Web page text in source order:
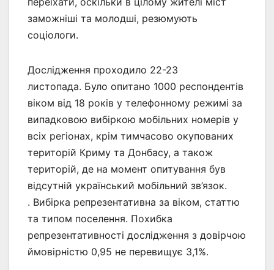
заможніші та молодші, резюмують
соціологи.
Дослідження проходило 22-23
листопада. Було опитано 1000 респондентів
віком від 18 років у телефонному режимі за
випадковою вибіркою мобільних номерів у
всіх регіонах, крім тимчасово окупованих
територій Криму та Донбасу, а також
територій, де на момент опитування був
відсутній український мобільний зв’язок.
. Вибірка репрезентативна за віком, статтю
та типом поселення. Похибка
репрезентативності дослідження з довірчою
ймовірністю 0,95 не перевищує 3,1%.